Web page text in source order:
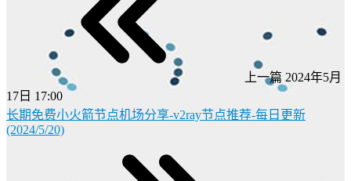
上一篇 2024年5月
17日 17:00
长期免费小火箭节点机场分享-v2ray节点推荐-每日更新
(2024/5/20)